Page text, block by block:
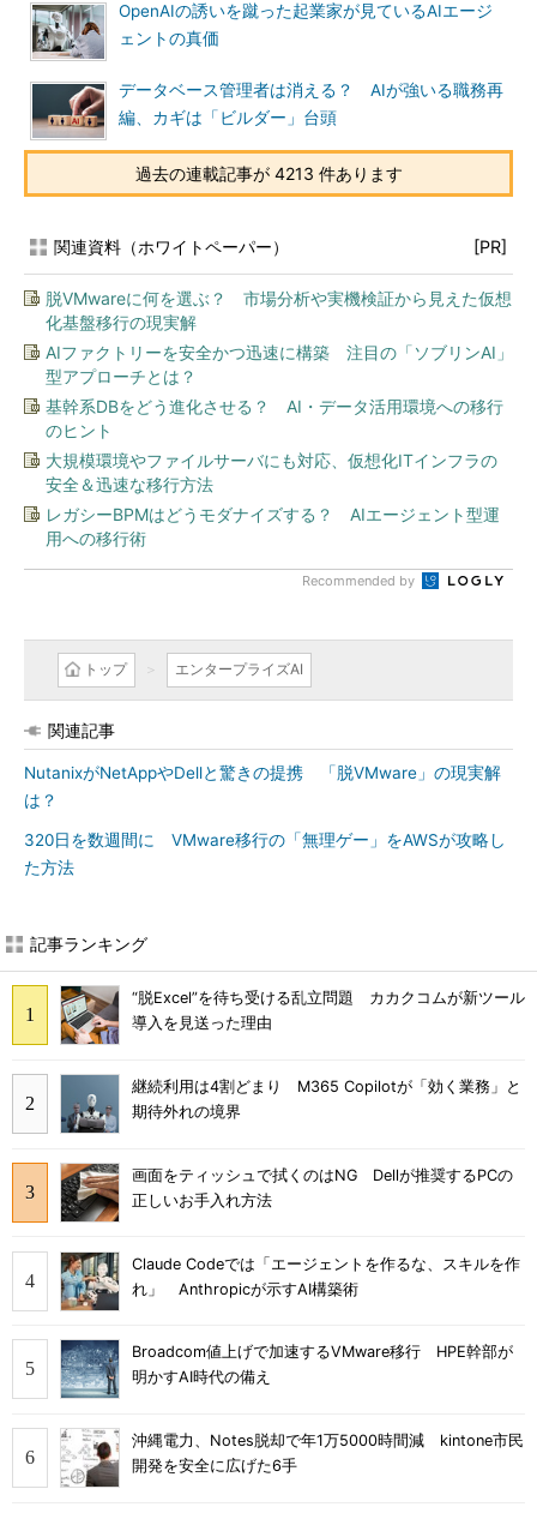
OpenAIの誘いを蹴った起業家が見ているAIエージ
ェントの真価
データベース管理者は消える？ AIが強いる職務再
編、カギは「ビルダー」台頭
過去の連載記事が 4213 件あります
関連資料（ホワイトペーパー） [PR]
脱VMwareに何を選ぶ？ 市場分析や実機検証から見えた仮想
化基盤移行の現実解
AIファクトリーを安全かつ迅速に構築 注目の「ソブリンAI」
型アプローチとは？
基幹系DBをどう進化させる？ AI・データ活用環境への移行
のヒント
大規模環境やファイルサーバにも対応、仮想化ITインフラの
安全＆迅速な移行方法
レガシーBPMはどうモダナイズする？ AIエージェント型運
用への移行術
Recommended by
トップ エンタープライズAI
関連記事
NutanixがNetAppやDellと驚きの提携 「脱VMware」の現実解
は？
320日を数週間に VMware移行の「無理ゲー」をAWSが攻略し
た方法
記事ランキング
“脱Excel”を待ち受ける乱立問題 カカクコムが新ツール
導入を見送った理由
継続利用は4割どまり M365 Copilotが「効く業務」と
期待外れの境界
画面をティッシュで拭くのはNG Dellが推奨するPCの
正しいお手入れ方法
Claude Codeでは「エージェントを作るな、スキルを作
れ」 Anthropicが示すAI構築術
Broadcom値上げで加速するVMware移行 HPE幹部が
明かすAI時代の備え
沖縄電力、Notes脱却で年1万5000時間減 kintone市民
開発を安全に広げた6手